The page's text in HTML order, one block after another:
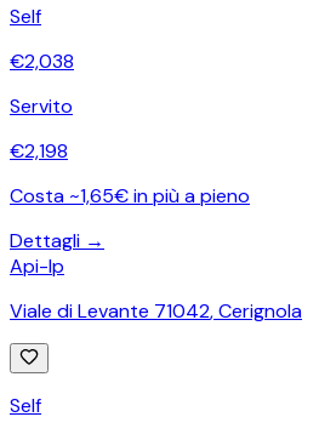
Self
€2,038
Servito
€2,198
Costa ~1,65€ in più a pieno
Dettagli →
Api-Ip
Viale di Levante 71042,Cerignola
Self